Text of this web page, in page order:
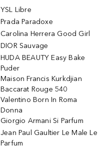
YSL Libre
Prada Paradoxe
Carolina Herrera Good Girl
DIOR Sauvage
HUDA BEAUTY Easy Bake
Puder
Maison Francis Kurkdjian
Baccarat Rouge 540
Valentino Born In Roma
Donna
Giorgio Armani Si Parfum
Jean Paul Gaultier Le Male Le
Parfum